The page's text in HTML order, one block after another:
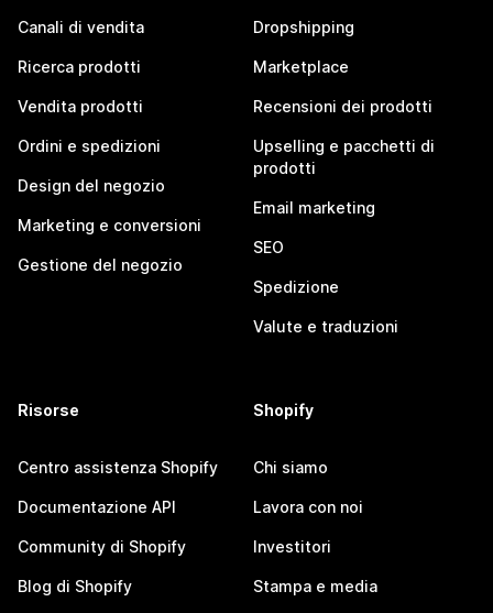
Canali di vendita
Ricerca prodotti
Vendita prodotti
Ordini e spedizioni
Design del negozio
Marketing e conversioni
Gestione del negozio
Dropshipping
Marketplace
Recensioni dei prodotti
Upselling e pacchetti di
prodotti
Email marketing
SEO
Spedizione
Valute e traduzioni
Risorse
Centro assistenza Shopify
Documentazione API
Community di Shopify
Blog di Shopify
Shopify
Chi siamo
Lavora con noi
Investitori
Stampa e media